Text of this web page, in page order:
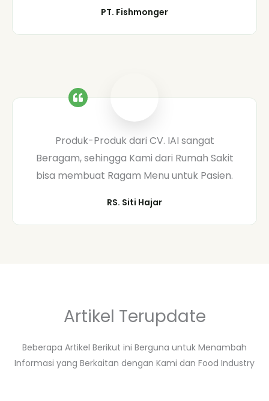
PT. Fishmonger
Produk-Produk dari CV. IAI sangat
Beragam, sehingga Kami dari Rumah Sakit
bisa membuat Ragam Menu untuk Pasien.
RS. Siti Hajar
Artikel Terupdate
Beberapa Artikel Berikut ini Berguna untuk Menambah
Informasi yang Berkaitan dengan Kami dan Food Industry